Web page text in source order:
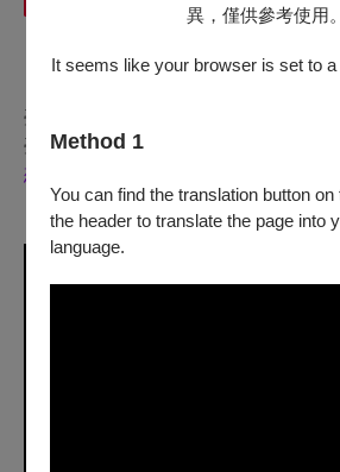
異，僅供參考使用。
It seems like your browser is set to a
Method 1
You can find the translation button
the header to translate the page into
language.
臺北3/07-3/10國家戲劇院
臺中3/23-3/24臺中國家歌劇院大劇院
想要觀測到更多《毛月亮》🔭獨家聯
「《毛月亮》節目冊套組（含好丘聯